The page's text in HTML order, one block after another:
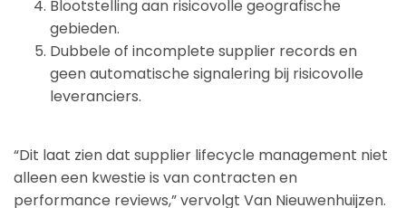
Blootstelling aan risicovolle geografische
gebieden.
Dubbele of incomplete supplier records en
geen automatische signalering bij risicovolle
leveranciers.
“Dit laat zien dat supplier lifecycle management niet
alleen een kwestie is van contracten en
performance reviews,” vervolgt Van Nieuwenhuijzen.